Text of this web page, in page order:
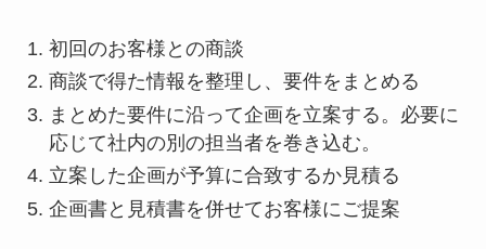
初回のお客様との商談
商談で得た情報を整理し、要件をまとめる
まとめた要件に沿って企画を立案する。必要に
応じて社内の別の担当者を巻き込む。
立案した企画が予算に合致するか見積る
企画書と見積書を併せてお客様にご提案